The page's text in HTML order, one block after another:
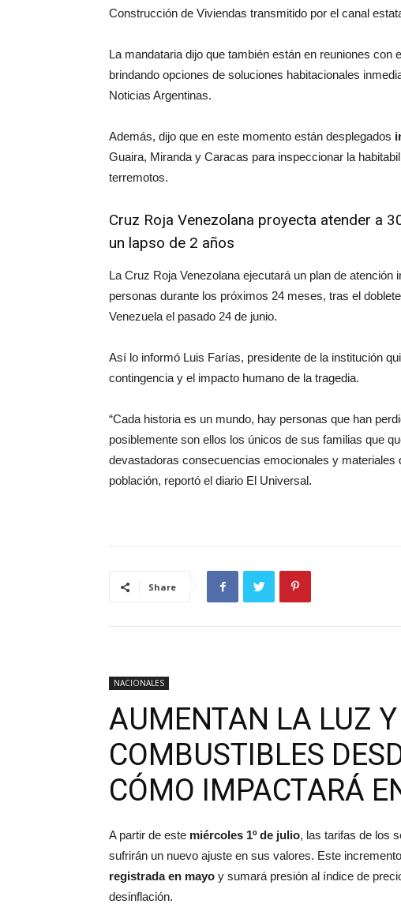
Construcción de Viviendas transmitido por el canal
La mandataria dijo que también están en reuniones
brindando opciones de soluciones habitacionales
Noticias Argentinas.
Además, dijo que en este momento están desplegados
Guaira, Miranda y Caracas para inspeccionar la
terremotos.
Cruz Roja Venezolana proyecta atender a
un lapso de 2 años
La Cruz Roja Venezolana ejecutará un plan de
personas durante los próximos 24 meses, tras el
Venezuela el pasado 24 de junio.
Así lo informó Luis Farías, presidente de la institución
contingencia y el impacto humano de la tragedia.
“Cada historia es un mundo, hay personas que han
posiblemente son ellos los únicos de sus familias que
devastadoras consecuencias emocionales y
población, reportó el diario El Universal.
Share